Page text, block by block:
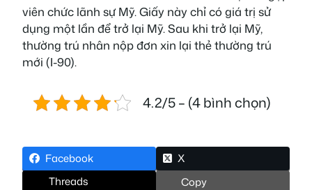
viên chức lãnh sự Mỹ. Giấy này chỉ có giá trị sử
dụng một lần để trở lại Mỹ. Sau khi trở lại Mỹ,
thường trú nhân nộp đơn xin lại thẻ thường trú
mới (I-90).
4.2/5 – (4 bình chọn)
Facebook
X
Threads
Copy